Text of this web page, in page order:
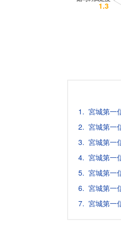
宮城第一
宮城第一
宮城第一
宮城第一
宮城第一
宮城第一
宮城第一